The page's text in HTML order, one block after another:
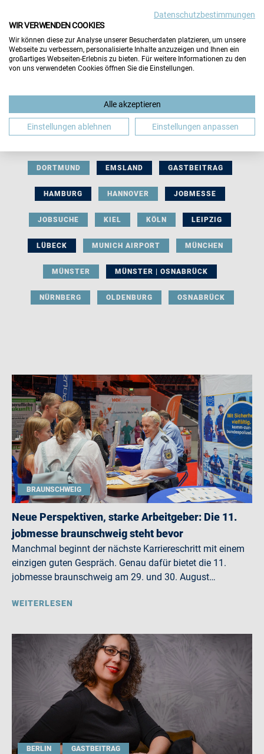
BERUFLICHE ORIENTIERUNG BEWERBUNG
DORTMUND EMSLAND GASTBEITRAG
HAMBURG HANNOVER JOBMESSE
JOBSUCHE KIEL KÖLN LEIPZIG
LÜBECK MUNICH AIRPORT MÜNCHEN
MÜNSTER MÜNSTER | OSNABRÜCK
NÜRNBERG OLDENBURG OSNABRÜCK
BRAUNSCHWEIG
Neue Perspektiven, starke Arbeitgeber: Die 11.
jobmesse braunschweig steht bevor
Manchmal beginnt der nächste Karriereschritt mit einem
einzigen guten Gespräch. Genau dafür bietet die 11.
jobmesse braunschweig am 29. und 30. August…
WEITERLESEN
BERLIN GASTBEITRAG
Datenschutzbestimmungen
WIR VERWENDEN COOKIES
Wir können diese zur Analyse unserer Besucherdaten platzieren, um unsere
Webseite zu verbessern, personalisierte Inhalte anzuzeigen und Ihnen ein
großartiges Webseiten-Erlebnis zu bieten. Für weitere Informationen zu den
von uns verwendeten Cookies öffnen Sie die Einstellungen.
Alle akzeptieren
Einstellungen ablehnen Einstellungen anpassen